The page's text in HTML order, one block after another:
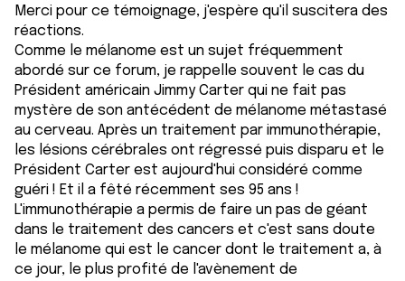
Merci pour ce témoignage, j'espère qu'il suscitera des
réactions.
Comme le mélanome est un sujet fréquemment
abordé sur ce forum, je rappelle souvent le cas du
Président américain Jimmy Carter qui ne fait pas
mystère de son antécédent de mélanome métastasé
au cerveau. Après un traitement par immunothérapie,
les lésions cérébrales ont régressé puis disparu et le
Président Carter est aujourd'hui considéré comme
guéri ! Et il a fêté récemment ses 95 ans !
L'immunothérapie a permis de faire un pas de géant
dans le traitement des cancers et c'est sans doute
le mélanome qui est le cancer dont le traitement a, à
ce jour, le plus profité de l'avènement de